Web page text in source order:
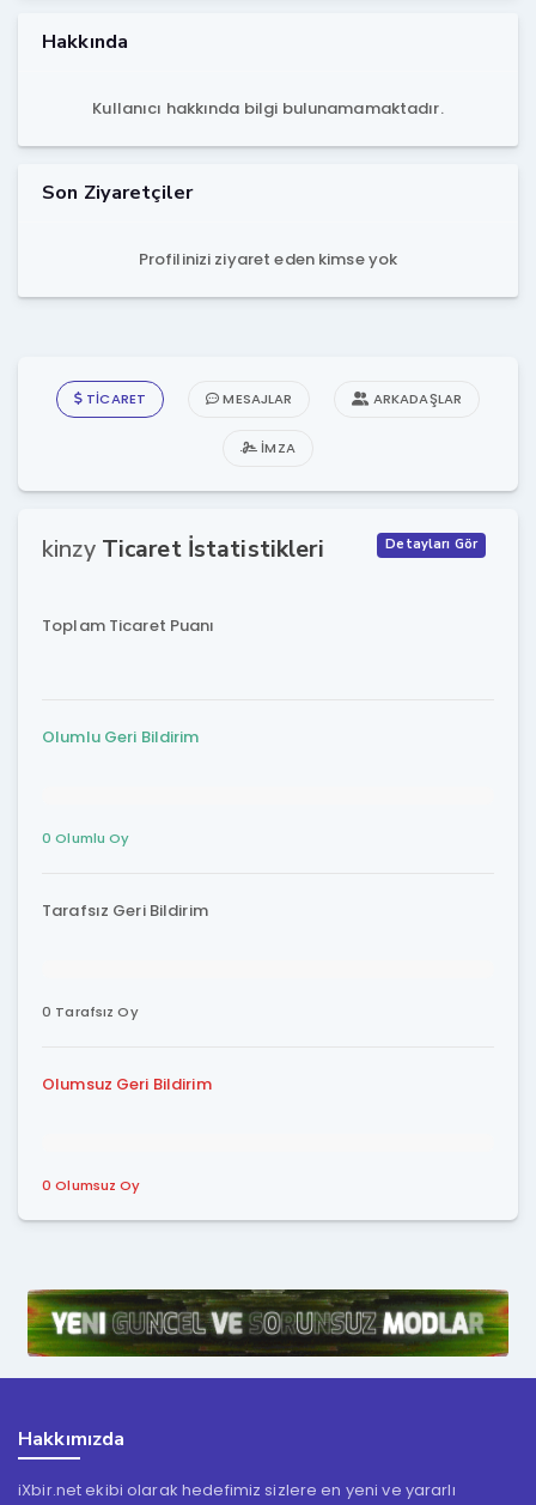
Hakkında
Kullanıcı hakkında bilgi bulunamamaktadır.
Son Ziyaretçiler
Profilinizi ziyaret eden kimse yok
TICARET MESAJLAR ARKADAŞLAR
İMZA
kinzy Ticaret İstatistikleri Detayları Gör
Toplam Ticaret Puanı
Olumlu Geri Bildirim
0 Olumlu Oy
Tarafsız Geri Bildirim
0 Tarafsız Oy
Olumsuz Geri Bildirim
0 Olumsuz Oy
Hakkımızda
iXbir.net ekibi olarak hedefimiz sizlere en yeni ve yararlı